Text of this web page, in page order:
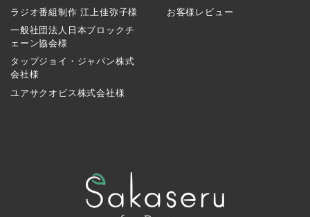
ラジオ番組制作 江上佳弥子様
一般社団法人日本ブロックチ
ェーン協会様
タップジョイ・ジャパン株式
会社様
ユアサクオビス株式会社様
お客様レビュー